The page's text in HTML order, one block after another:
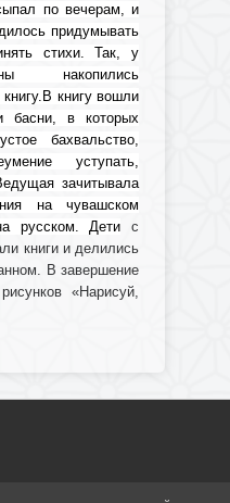
по вечерам, и
придумывать
стихи. Так, у
накопились
книгу вошли
басни, в которых
бахвальство,
уступать,
зачитывала
на чувашском
русском. Дети с
книги и делились
В завершение
«Нарисуй,